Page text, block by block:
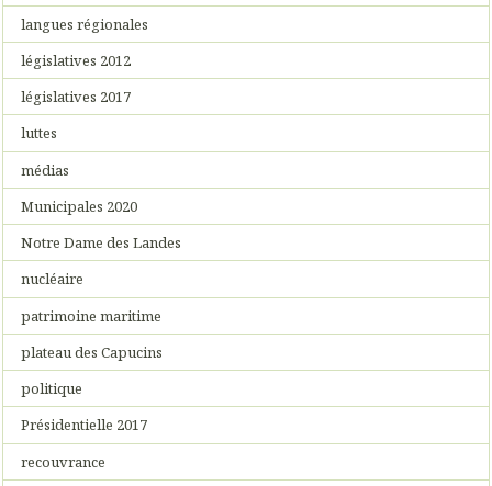
langues régionales
législatives 2012
législatives 2017
luttes
médias
Municipales 2020
Notre Dame des Landes
nucléaire
patrimoine maritime
plateau des Capucins
politique
Présidentielle 2017
recouvrance